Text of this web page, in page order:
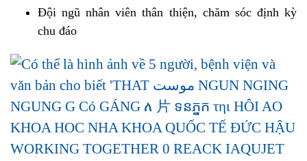
Đội ngũ nhân viên thân thiện, chăm sóc định kỳ
chu đáo